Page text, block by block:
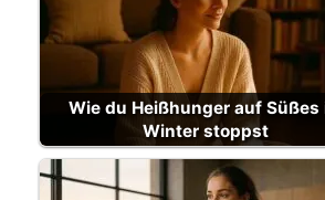
Wie du Heißhunger auf Süßes
Winter stoppst